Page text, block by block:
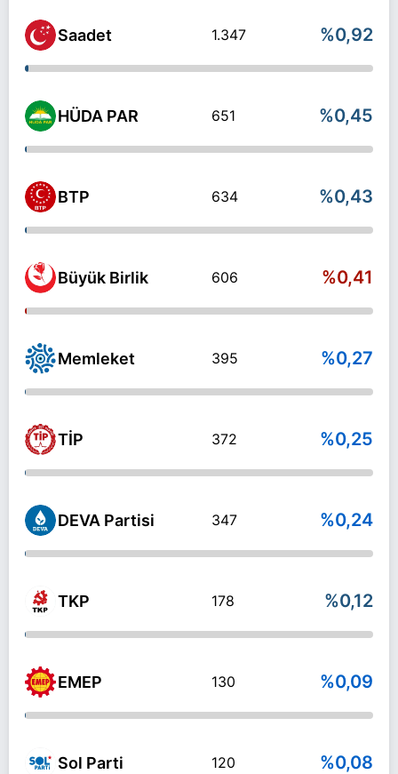
Saadet 1.347 %0,92
HÜDA PAR 651 %0,45
BTP 634 %0,43
Büyük Birlik 606 %0,41
Memleket 395 %0,27
TİP 372 %0,25
DEVA Partisi 347 %0,24
TKP 178 %0,12
EMEP 130 %0,09
Sol Parti 120 %0,08